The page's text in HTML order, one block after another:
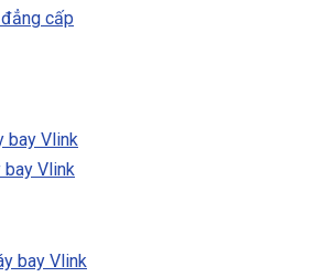
cấp
bay Vlink
Vlink
bay Vlink